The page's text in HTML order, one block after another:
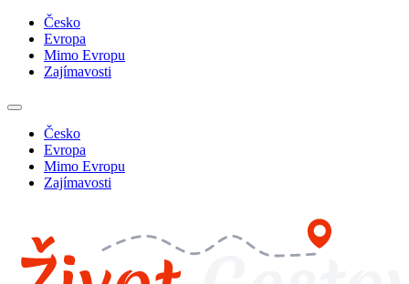
Česko
Evropa
Mimo Evropu
Zajímavosti
Česko
Evropa
Mimo Evropu
Zajímavosti